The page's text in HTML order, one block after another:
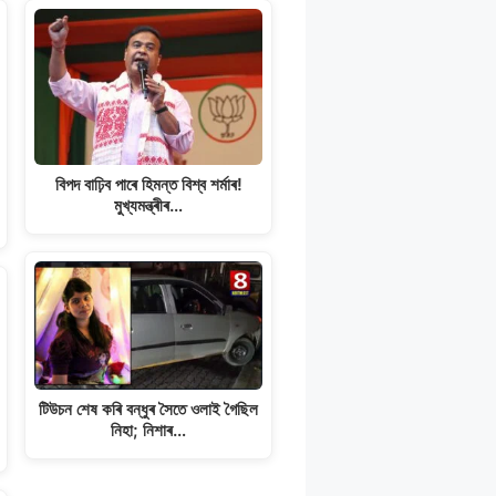
বিপদ বাঢ়িব পাৰে হিমন্ত বিশ্ব শৰ্মাৰ!
মুখ্যমন্ত্ৰীৰ…
টিউচন শেষ কৰি বন্ধুৰ সৈতে ওলাই গৈছিল
নিহা; নিশাৰ…